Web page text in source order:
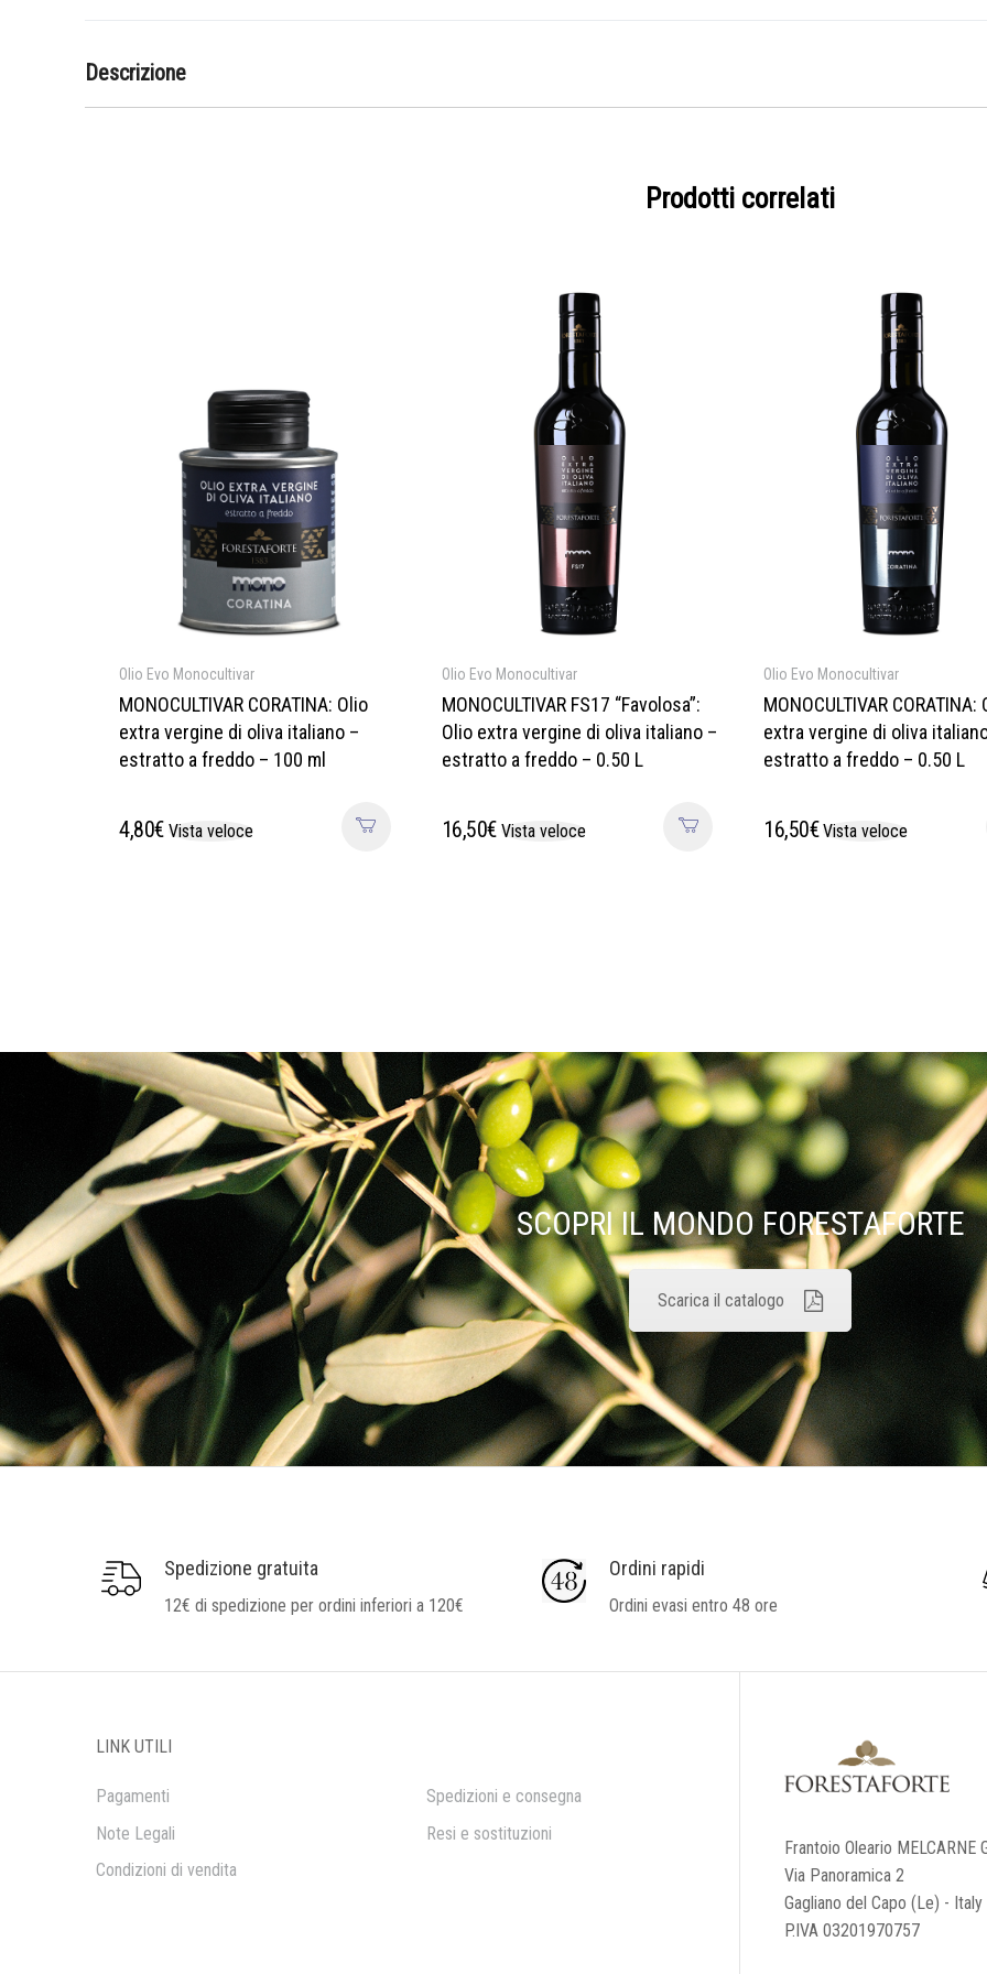
Descrizione
Prodotti correlati
Olio Evo Monocultivar
MONOCULTIVAR CORATINA: Olio
extra vergine di oliva italiano –
estratto a freddo – 100 ml
4,80€ Vista veloce
Olio Evo Monocultivar
MONOCULTIVAR FS17 “Favolosa”:
Olio extra vergine di oliva italiano –
estratto a freddo – 0.50 L
16,50€ Vista veloce
Olio Evo Monocultivar
MONOCULTIVAR CORATINA:
extra vergine di oliva
estratto a freddo – 0.50 L
16,50€ Vista veloce
SCOPRI IL MONDO FORESTAFORTE
Scarica il catalogo
Spedizione gratuita
12€ di spedizione per ordini inferiori a 120€
Ordini rapidi
Ordini evasi entro 48 ore
LINK UTILI
Pagamenti
Note Legali
Condizioni di vendita
Spedizioni e consegna
Resi e sostituzioni
Frantoio Oleario MELCARNE
Via Panoramica 2
Gagliano del Capo (Le) - Italy
P.IVA 03201970757